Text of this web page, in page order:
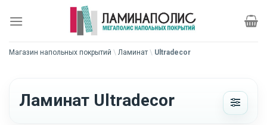
Магазин напольных покрытий \ Ламинат \ Ultradecor
Ламинат Ultradecor